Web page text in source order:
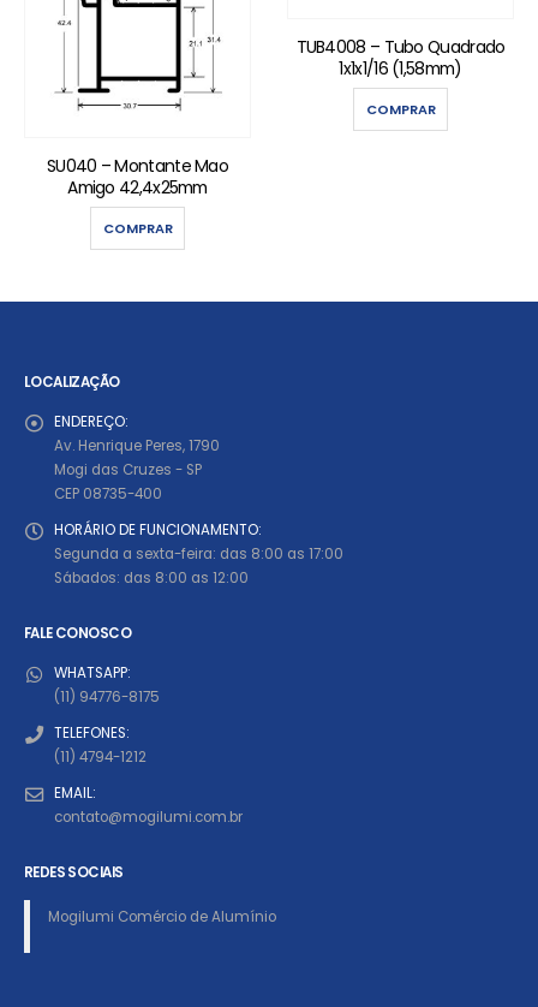
SU040 – Montante Mao
Amigo 42,4x25mm
COMPRAR
TUB4008 – Tubo Quadrado
1x1x1/16 (1,58mm)
COMPRAR
LOCALIZAÇÃO
ENDEREÇO:
Av. Henrique Peres, 1790
Mogi das Cruzes - SP
CEP 08735-400
HORÁRIO DE FUNCIONAMENTO:
Segunda a sexta-feira: das 8:00 as 17:00
Sábados: das 8:00 as 12:00
FALE CONOSCO
WHATSAPP:
(11) 94776-8175
TELEFONES:
(11) 4794-1212
EMAIL:
contato@mogilumi.com.br
REDES SOCIAIS
Mogilumi Comércio de Alumínio